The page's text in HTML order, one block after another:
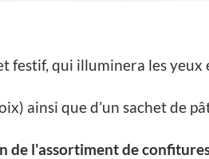
festif, qui illuminera les
ainsi que d’un sachet de
de l'assortiment de